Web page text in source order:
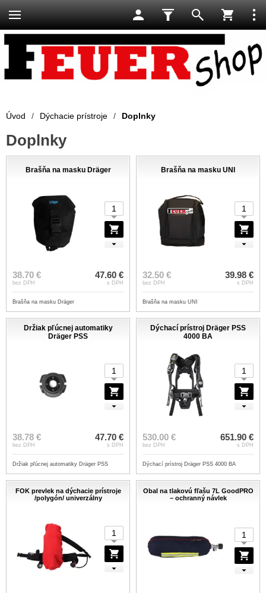
Úvod / Dýchacie prístroje / Doplnky
Doplnky
Brašňa na masku Dräger
38.70 €
bez DPH
47.60 €
s DPH
Brašňa na masku Dräger
Brašňa na masku UNI
32.50 €
bez DPH
39.98 €
s DPH
Brašňa na masku UNI
Držiak pľúcnej automatiky
Dräger PSS
38.78 €
bez DPH
47.70 €
s DPH
Držiak pľúcnej automatiky Dräger PSS
Dýchací prístroj Dräger PSS
4000 BA
530.00 €
bez DPH
651.90 €
s DPH
Dýchací prístroj Dräger PSS 4000 BA
FOK prevlek na dýchacie prístroje
/polygón/ univerzálny
Obal na tlakovú fľašu 7L GoodPRO
– ochranný návlek